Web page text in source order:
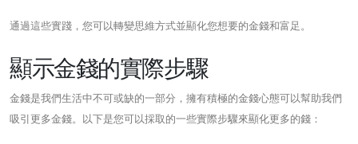
通過這些實踐，您可以轉變思維方式並顯化您想要的金錢和富足。
顯示金錢的實際步驟
金錢是我們生活中不可或缺的一部分，擁有積極的金錢心態可以幫助我們
吸引更多金錢。以下是您可以採取的一些實際步驟來顯化更多的錢：